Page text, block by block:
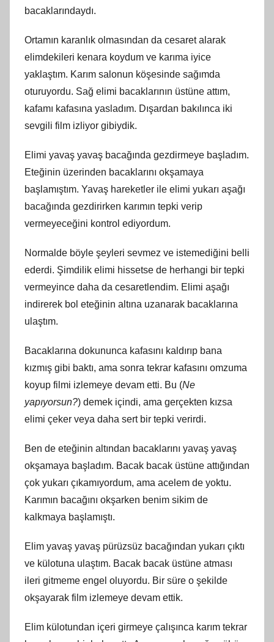
bacaklarındaydı.
Ortamın karanlık olmasından da cesaret alarak
elimdekileri kenara koydum ve karıma iyice
yaklaştım. Karım salonun köşesinde sağımda
oturuyordu. Sağ elimi bacaklarının üstüne attım,
kafamı kafasına yasladım. Dışardan bakılınca iki
sevgili film izliyor gibiydik.
Elimi yavaş yavaş bacağında gezdirmeye başladım.
Eteğinin üzerinden bacaklarını okşamaya
başlamıştım. Yavaş hareketler ile elimi yukarı aşağı
bacağında gezdirirken karımın tepki verip
vermeyeceğini kontrol ediyordum.
Normalde böyle şeyleri sevmez ve istemediğini belli
ederdi. Şimdilik elimi hissetse de herhangi bir tepki
vermeyince daha da cesaretlendim. Elimi aşağı
indirerek bol eteğinin altına uzanarak bacaklarına
ulaştım.
Bacaklarına dokununca kafasını kaldırıp bana
kızmış gibi baktı, ama sonra tekrar kafasını omzuma
koyup filmi izlemeye devam etti. Bu (Ne
yapıyorsun?) demek içindi, ama gerçekten kızsa
elimi çeker veya daha sert bir tepki verirdi.
Ben de eteğinin altından bacaklarını yavaş yavaş
okşamaya başladım. Bacak bacak üstüne attığından
çok yukarı çıkamıyordum, ama acelem de yoktu.
Karımın bacağını okşarken benim sikim de
kalkmaya başlamıştı.
Elim yavaş yavaş pürüzsüz bacağından yukarı çıktı
ve külotuna ulaştım. Bacak bacak üstüne atması
ileri gitmeme engel oluyordu. Bir süre o şekilde
okşayarak film izlemeye devam ettik.
Elim külotundan içeri girmeye çalışınca karım tekrar